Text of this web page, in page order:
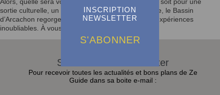
INSCRIPTION
NEWSLETTER
S'ABONNER
Alors, quelle sera votre prochaine activité ? Que ce soit pour une
sortie culturelle, un festival ou un moment en famille, le Bassin
d’Arcachon regorge d’opportunités pour vivre des expériences
inoubliables. À vous de jouer !
S'abonner à la Newsletter
Pour recevoir toutes les actualités et bons plans de Ze
Guide dans sa boite e-mail :